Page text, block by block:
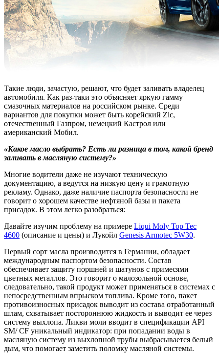
Такие люди, зачастую, решают, что будет заливать владелец
автомобиля. Как раз-таки это объясняет яркую гамму
смазочных материалов на российском рынке. Среди
вариантов для покупки может быть корейский Zic,
отечественный Газпром, немецкий Кастрол или
американский Мобил.
«Какое масло выбрать? Есть ли разница в том, какой бренд
заливать в масляную систему?»
Многие водители даже не изучают техническую
документацию, а ведутся на низкую цену и грамотную
рекламу. Однако, даже наличие паспорта безопасности не
говорит о хорошем качестве нефтяной базы и пакета
присадок. В этом легко разобраться:
Давайте изучим проблему на примере Liqui Moly Top Tec
4600 (описание и цены) и Лукойл Genesis Armotec 5W30.
Первый сорт масла производится в Германии, обладает
международным паспортом безопасности. Состав
обеспечивает защиту поршней и шатунов с примесями
цветных металлов. Это говорит о малозольной основе,
следовательно, такой продукт может применяться в системах с
непосредственным впрыском топлива. Кроме того, пакет
противоизносных присадок выводит из состава отработанный
шлам, схватывает постороннюю жидкость и выводит ее через
систему выхлопа. Ликви моли вводит в спецификации API
SM/ CF уникальный индикатор: при попадании воды в
масляную систему из выхлопной трубы выбрасывается белый
дым, что помогает заметить поломку масляной системы.